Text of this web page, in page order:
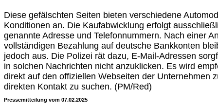
Diese gefälschten Seiten bieten verschiedene
Konditionen an. Die Kaufabwicklung erfolgt
genannte Adresse und Telefonnummern. Nach einer
vollständigen Bezahlung auf deutsche Bankkonten
jedoch aus. Die Polizei rät dazu, E-Mail-Adressen
in solchen Nachrichten nicht anzuklicken. Es wird
direkt auf den offiziellen Webseiten der Unternehmen
direkten Kontakt zu suchen. (PM/Red)
Pressemitteilung vom 07.02.2025